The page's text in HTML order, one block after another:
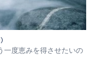
一度恵みを得させたいの